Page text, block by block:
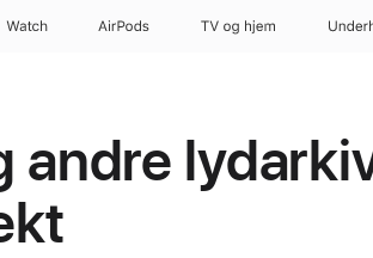
Watch AirPods TV og hjem
andre